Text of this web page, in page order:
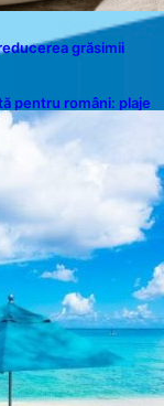
grăsimii
pentru români: plaje
accesibile